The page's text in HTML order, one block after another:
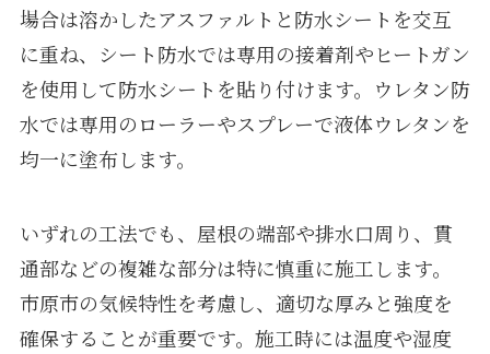
場合は溶かしたアスファルトと防水シートを交互
に重ね、シート防水では専用の接着剤やヒートガン
を使用して防水シートを貼り付けます。ウレタン防
水では専用のローラーやスプレーで液体ウレタンを
均一に塗布します。
いずれの工法でも、屋根の端部や排水口周り、貫
通部などの複雑な部分は特に慎重に施工します。
市原市の気候特性を考慮し、適切な厚みと強度を
確保することが重要です。施工時には温度や湿度